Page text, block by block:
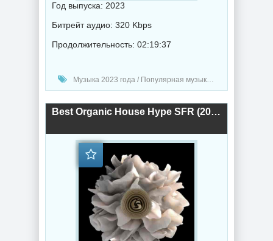
Год выпуска: 2023
Битрейт аудио: 320 Kbps
Продолжительность: 02:19:37
Музыка 2023 года / Популярная музыка / Хаус музыка / Музыка VA
Best Organic House Hype SFR (2023) торрент